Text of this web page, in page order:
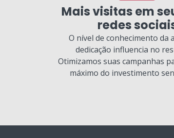
Mais visitas em
redes
O nível de conhecimento da
dedicação influencia no
Otimizamos suas campanhas
máximo do investimento